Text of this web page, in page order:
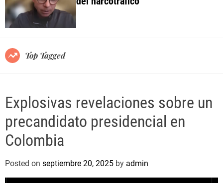
o
e
Top Tagged
Explosivas revelaciones sobre un
precandidato presidencial en
Colombia
Posted on septiembre 20, 2025 by admin